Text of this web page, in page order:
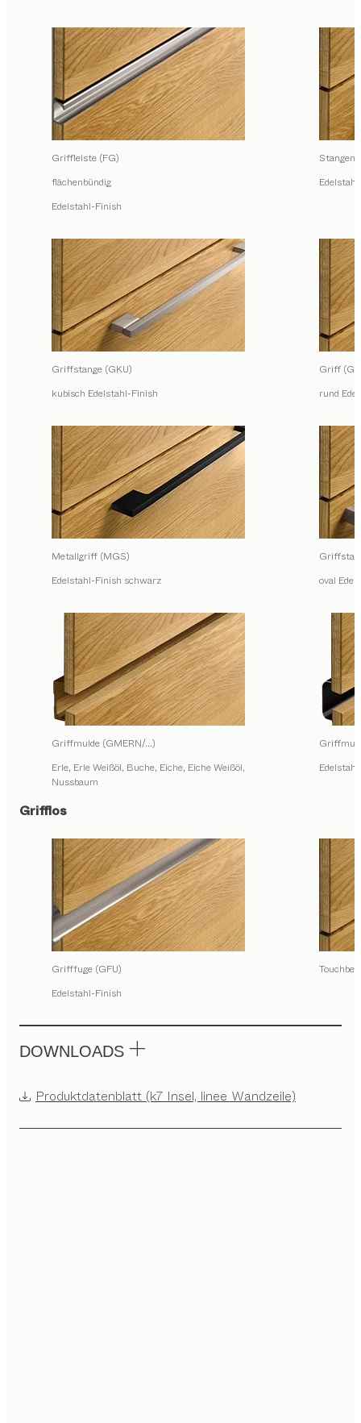
Griffleiste (FG)
flächenbündig
Edelstahl-Finish
Griffstange (GKU)
kubisch Edelstahl-Finish
Griff
rund
Metallgriff (MGS)
Edelstahl-Finish schwarz
oval
Griffmulde (GMERN/...)
Erle, Erle Weißöl, Buche, Eiche, Eiche Weißöl,
Nussbaum
Grifflos
Grifffuge (GFU)
Edelstahl-Finish
DOWNLOADS
Produktdatenblatt (k7 Insel, linee Wandzeile)